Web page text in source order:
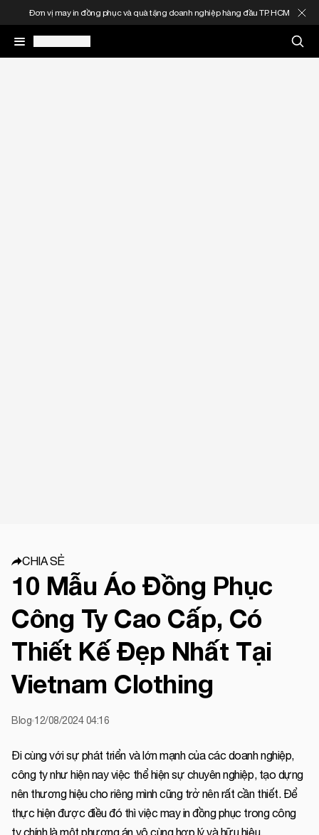
hàng đầu TP. HCM MIỄN PHÍ ship nội thành TP. HCM cho
CHIA SẺ
10 Mẫu Áo Đồng Phục
Công Ty Cao Cấp, Có
Thiết Kế Đẹp Nhất Tại
Vietnam Clothing
Blog 12/08/2024 04:16
Đi cùng với sự phát triển và lớn mạnh của các doanh nghiệp,
công ty như hiện nay việc thể hiện sự chuyên nghiệp, tạo dựng
nên thương hiệu cho riêng mình cũng trở nên rất cần thiết. Để
thực hiện được điều đó thì việc may in đồng phục trong công
ty chính là một phương án vô cùng hợp lý và hữu hiệu.